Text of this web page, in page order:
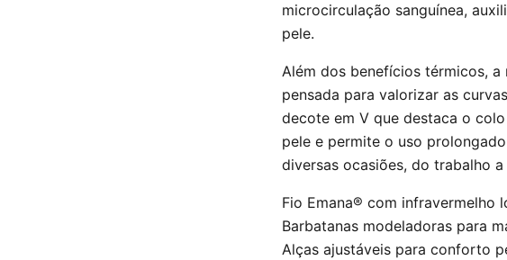
microcirculação sanguínea,
pele.
Além dos benefícios térmicos,
pensada para valorizar as
decote em V que destaca o
pele e permite o uso
diversas ocasiões, do trabalho
Fio Emana® com infravermelho
Barbatanas modeladoras para
Alças ajustáveis para conforto